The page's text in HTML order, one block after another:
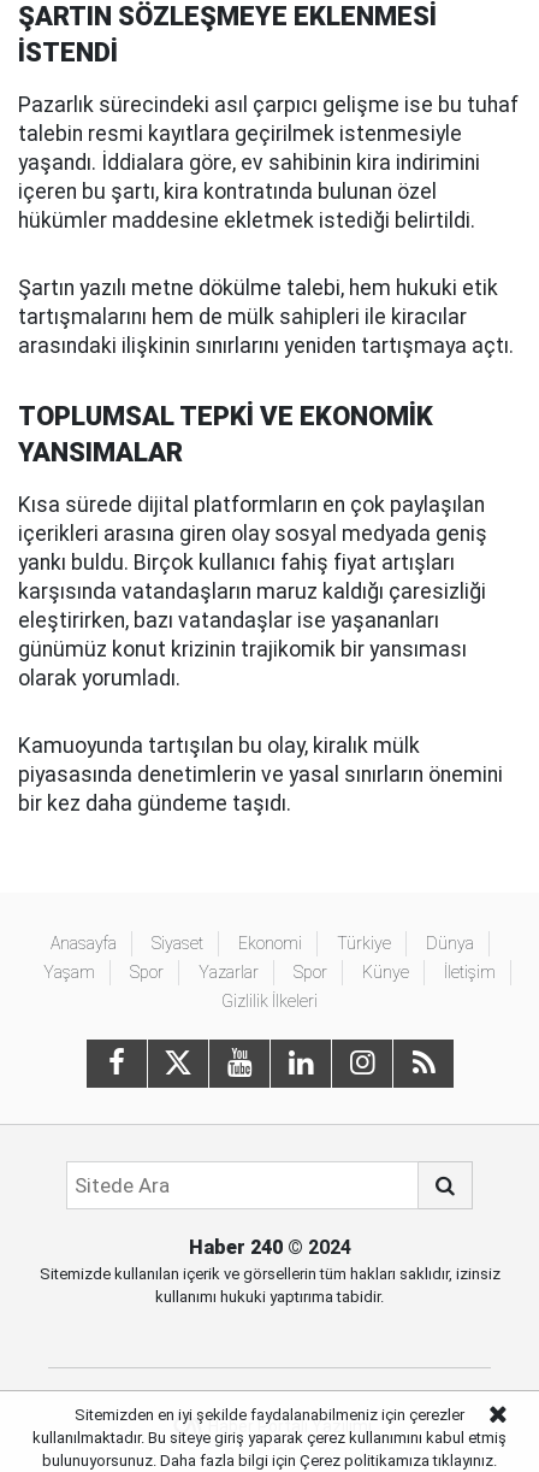
ŞARTIN SÖZLEŞMEYE EKLENMESİ
İSTENDİ
Pazarlık sürecindeki asıl çarpıcı gelişme ise bu tuhaf
talebin resmi kayıtlara geçirilmek istenmesiyle
yaşandı. İddialara göre, ev sahibinin kira indirimini
içeren bu şartı, kira kontratında bulunan özel
hükümler maddesine ekletmek istediği belirtildi.
Şartın yazılı metne dökülme talebi, hem hukuki etik
tartışmalarını hem de mülk sahipleri ile kiracılar
arasındaki ilişkinin sınırlarını yeniden tartışmaya açtı.
TOPLUMSAL TEPKİ VE EKONOMİK
YANSIMALAR
Kısa sürede dijital platformların en çok paylaşılan
içerikleri arasına giren olay sosyal medyada geniş
yankı buldu. Birçok kullanıcı fahiş fiyat artışları
karşısında vatandaşların maruz kaldığı çaresizliği
eleştirirken, bazı vatandaşlar ise yaşananları
günümüz konut krizinin trajikomik bir yansıması
olarak yorumladı.
Kamuoyunda tartışılan bu olay, kiralık mülk
piyasasında denetimlerin ve yasal sınırların önemini
bir kez daha gündeme taşıdı.
Anasayfa Siyaset Ekonomi Türkiye
Dünya
Yaşam
Spor Yazarlar Spor Künye
İletişim
Gizlilik İlkeleri
Haber 240© 2024
Sitemizde kullanılan içerik ve görsellerin tüm hakları saklıdır, izinsiz
kullanımı hukuki yaptırıma tabidir.
Haber Portalı Yazılımı
Sitemizden en iyi şekilde faydalanabilmeniz için çerezler
kullanılmaktadır. Bu siteye giriş yaparak çerez kullanımını kabul etmiş
bulunuyorsunuz. Daha fazla bilgi için Çerez politikamızatıklayınız.